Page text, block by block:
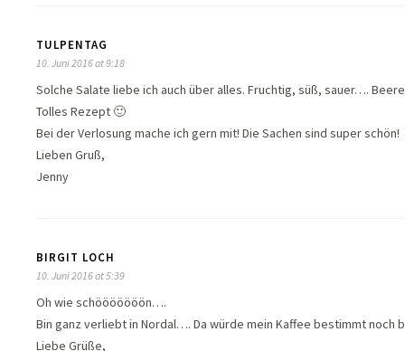
TULPENTAG
10. Juni 2016 at 9:18
Solche Salate liebe ich auch über alles. Fruchtig, süß, sauer….
Tolles Rezept 🙂
Bei der Verlosung mache ich gern mit! Die Sachen sind super schön!
Lieben Gruß,
Jenny
BIRGIT LOCH
10. Juni 2016 at 5:39
Oh wie schööööööön….
Bin ganz verliebt in Nordal…. Da würde mein Kaffee bestimmt
Liebe Grüße,